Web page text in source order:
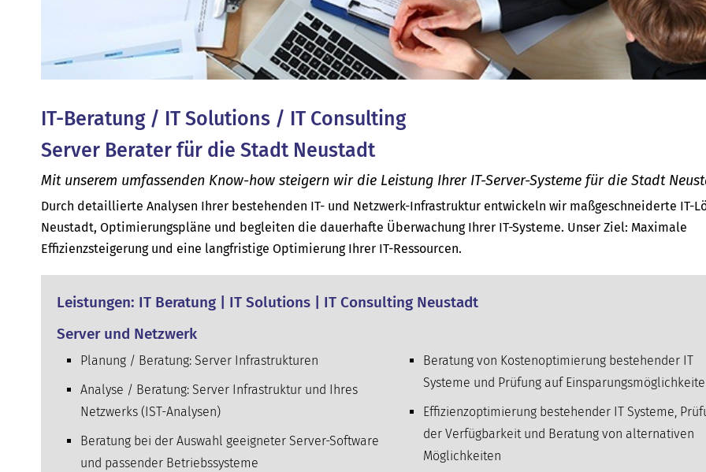
IT-Beratung / IT Solutions / IT Consulting
Server Berater für die Stadt Neustadt
Mit unserem umfassenden Know-how steigern wir die Leistung Ihrer IT-Server-Systeme für die Stadt
Durch detaillierte Analysen Ihrer bestehenden IT- und Netzwerk-Infrastruktur entwickeln wir maßgeschneiderte IT-
Neustadt, Optimierungspläne und begleiten die dauerhafte Überwachung Ihrer IT-Systeme. Unser Ziel: Maximale
Effizienzsteigerung und eine langfristige Optimierung Ihrer IT-Ressourcen.
Leistungen: IT Beratung | IT Solutions | IT Consulting Neustadt
Server und Netzwerk
Planung / Beratung: Server Infrastrukturen
Analyse / Beratung: Server Infrastruktur und Ihres
Netzwerks (IST-Analysen)
Beratung bei der Auswahl geeigneter Server-Software
und passender Betriebssysteme
Beratung von Kostenoptimierung bestehender IT
Systeme und Prüfung auf
Effizienzoptimierung bestehender IT Systeme,
der Verfügbarkeit und Beratung von alternativen
Möglichkeiten